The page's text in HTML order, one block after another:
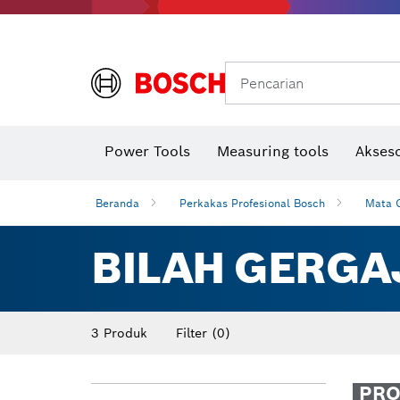
Pencarian
Power Tools Measuring tools
Beranda Perkakas Profesional Bosch Mata
BILAH
3 Produk Filter (0)
PRO